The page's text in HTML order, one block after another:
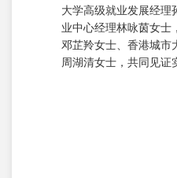
大学高级就业发展经理
业中心经理林咏茵女士
邓芷羚女士、香港城市
周湖清女士，共同见证